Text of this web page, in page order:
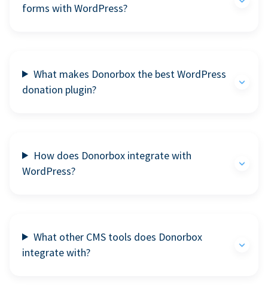
forms with WordPress?
What makes Donorbox the best WordPress
donation plugin?
How does Donorbox integrate with
WordPress?
What other CMS tools does Donorbox
integrate with?